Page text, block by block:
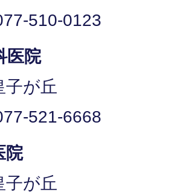
510-0123
医院
が丘
521-6668
院
が丘